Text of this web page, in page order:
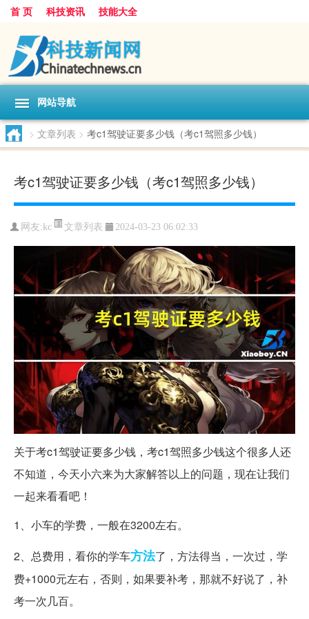
首 页 科技资讯 技能大全
网站导航
> 文章列表 > 考c1驾驶证要多少钱（考c1驾照多少钱）
考c1驾驶证要多少钱（考c1驾照多少钱）
网友: kc 文章列表 2024-03-23 06:02:33
关于考c1驾驶证要多少钱，考c1驾照多少钱这个很多人还
不知道，今天小六来为大家解答以上的问题，现在让我们
一起来看看吧！
1、小车的学费，一般在3200左右。
2、总费用，看你的学车方法了，方法得当，一次过，学
费+1000元左右，否则，如果要补考，那就不好说了，补
考一次几百。